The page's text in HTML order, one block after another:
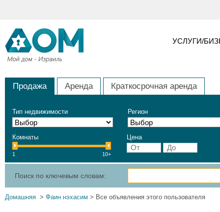
УСЛУГИ/
Продажа Аренда Краткосрочная аренда
Тип недвижимости Регион
Комнаты
1 10+
Цена
Поиск по ключевым словам:
Домашняя > Фаин нэхасим > Все объявления этого пользователя